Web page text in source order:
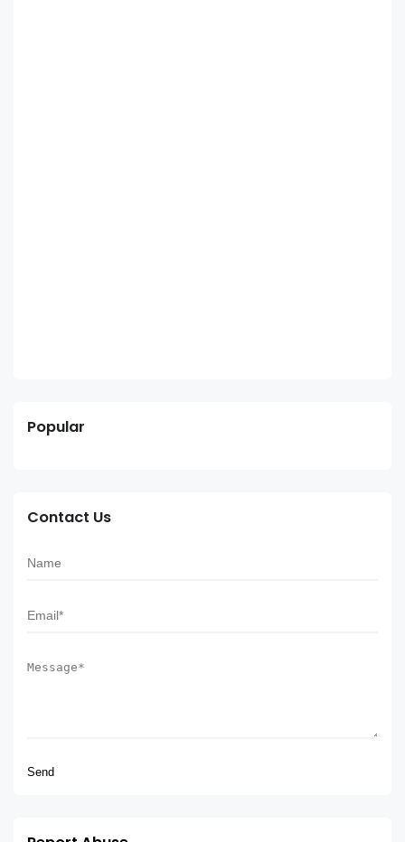
Popular
Contact Us